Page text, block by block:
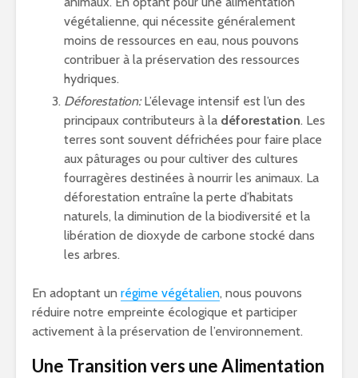
végétalienne, qui nécessite généralement
moins de ressources en eau, nous pouvons
contribuer à la préservation des ressources
hydriques.
Déforestation:L’élevage intensif est l’un des
principaux contributeurs à la déforestation. Les
terres sont souvent défrichées pour faire place
aux pâturages ou pour cultiver des cultures
fourragères destinées à nourrir les animaux. La
déforestation entraîne la perte d’habitats
naturels, la diminution de la biodiversité et la
libération de dioxyde de carbone stocké dans
les arbres.
En adoptant un régime végétalien, nous pouvons
réduire notre empreinte écologique et participer
activement à la préservation de l’environnement.
Une Transition vers une Alimentation